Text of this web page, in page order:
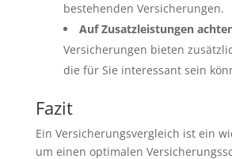
bestehenden Versicherungen.
Auf Zusatzleistungen
Versicherungen bieten
die für Sie interessant sein
Fazit
Ein Versicherungsvergleich ist ein
um einen optimalen